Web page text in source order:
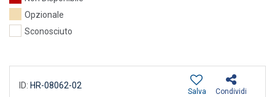
Opzionale
Sconosciuto
ID: HR-08062-02
Condividi
Salva